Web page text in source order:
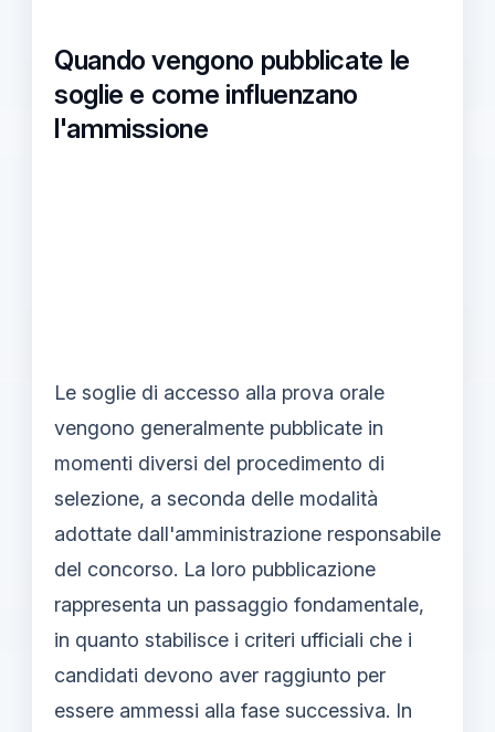
Quando vengono pubblicate le
soglie e come influenzano
l'ammissione
Le soglie di accesso alla prova orale
vengono generalmente pubblicate in
momenti diversi del procedimento di
selezione, a seconda delle modalità
adottate dall'amministrazione responsabile
del concorso. La loro pubblicazione
rappresenta un passaggio fondamentale,
in quanto stabilisce i criteri ufficiali che i
candidati devono aver raggiunto per
essere ammessi alla fase successiva. In